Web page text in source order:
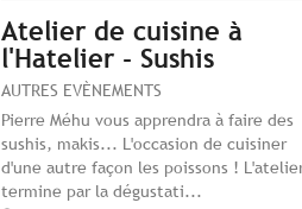
Atelier de cuisine à
l'Hatelier - Sushis
AUTRES EVÈNEMENTS
Pierre Méhu vous apprendra à faire des
sushis, makis... L'occasion de cuisiner
d'une autre façon les poissons !
termine par la dégustati...